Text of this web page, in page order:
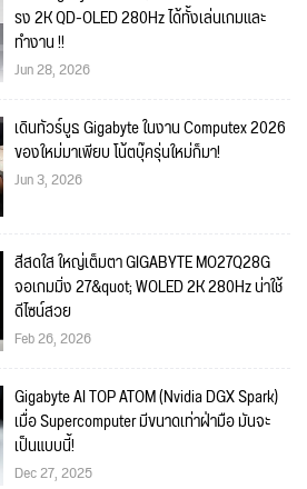
รง 2K QD-OLED 280Hz ได้ทั้งเล่นเกมและ
ทำงาน !!
Jun 28, 2026
เดินทัวร์บูธ Gigabyte ในงาน Computex 2026
ของใหม่มาเพียบ โน้ตบุ๊ครุ่นใหม่ก็มา!
Jun 3, 2026
สีสดใส ใหญ่เต็มตา GIGABYTE MO27Q28G
จอเกมมิ่ง 27&quot; WOLED 2K 280Hz น่าใช้
ดีไซน์สวย
Feb 26, 2026
Gigabyte AI TOP ATOM (Nvidia DGX Spark)
เมื่อ Supercomputer มีขนาดเท่าฝ่ามือ มันจะ
เป็นแบบนี้!
Dec 27, 2025